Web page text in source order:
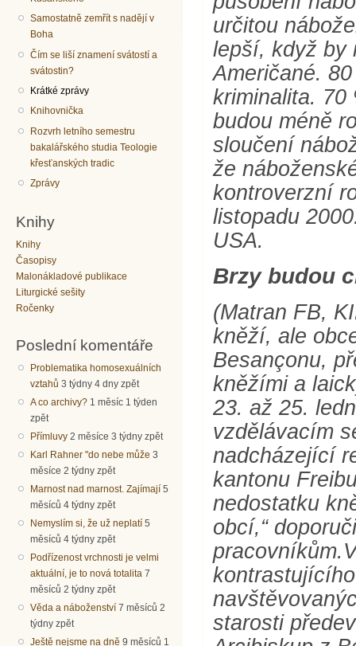
Samostatně zemřít s nadějí v
Boha
Čím se liší znamení svátostí a
svátostin?
Krátké zprávy
Knihovnička
Rozvrh letního semestru
bakalářského studia Teologie
křesťanských tradic
Zprávy
Knihy
Knihy
Časopisy
Malonákladové publikace
Liturgické sešity
Ročenky
Poslední komentáře
Problematika homosexuálních
vztahů 3 týdny 4 dny zpět
A co archivy? 1 měsíc 1 týden
zpět
Přímluvy 2 měsíce 3 týdny zpět
Karl Rahner "do nebe může 3
měsíce 2 týdny zpět
Marnost nad marnost. Zajímají 5
měsíců 4 týdny zpět
Nemyslím si, že už neplatí 5
měsíců 4 týdny zpět
Podřízenost vrchnosti je velmi
aktuální, je to nová totalita 7
měsíců 2 týdny zpět
Věda a náboženství 7 měsíců 2
týdny zpět
Ještě nejsme na dně 9 měsíců 1
určitou
lepší, když by
Američané.
kriminalita. 70
budou méně
sloučení
že
kontroverzní
listopadu
USA.
Brzy budou
(Matran FB,
kněží, ale
Besançonu,
kněžími a
23. až 25.
vzdělávacím
nadcházející
kantonu
nedostatku
obcí,“
starosti